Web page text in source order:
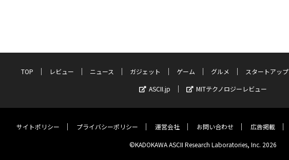
TOP レビュー ニュース ガジェット ゲーム グルメ スタートアップ
ASCII.jp
MITテクノロジーレビュー
サイトポリシー プライバシーポリシー 運営会社 お問い合わせ 広告掲載
©KADOKAWA ASCII Research Laboratories, Inc. 2026